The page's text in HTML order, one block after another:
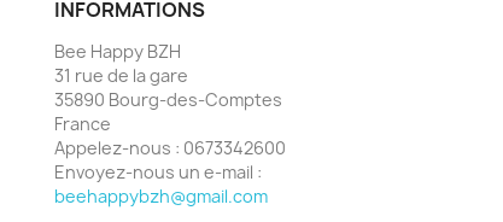
INFORMATIONS
Bee Happy BZH
31 rue de la gare
35890 Bourg-des-Comptes
France
Appelez-nous : 0673342600
Envoyez-nous un e-mail :
beehappybzh@gmail.com